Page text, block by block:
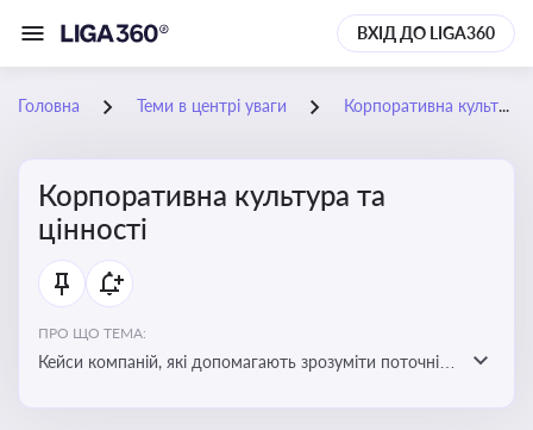
ВХІД ДО LIGA360
Головна Теми в центрі уваги Корпоративна культура та цінності
Корпоративна культура та
цінності
ПРО ЩО ТЕМА:
Кейси компаній, які допомагають зрозуміти поточні